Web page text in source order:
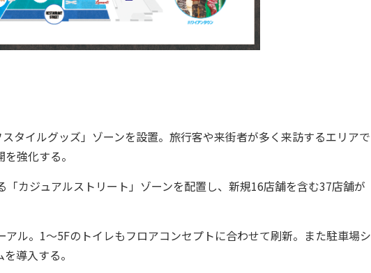
タイルグッズ」ゾーンを設置。旅行客や来街者が多く来訪するエリアで
強化する。
カジュアルストリート」ゾーンを配置し、新規16店舗を含む37店舗が
ル。1〜5Fのトイレもフロアコンセプトに合わせて刷新。また駐車場シ
導入する。